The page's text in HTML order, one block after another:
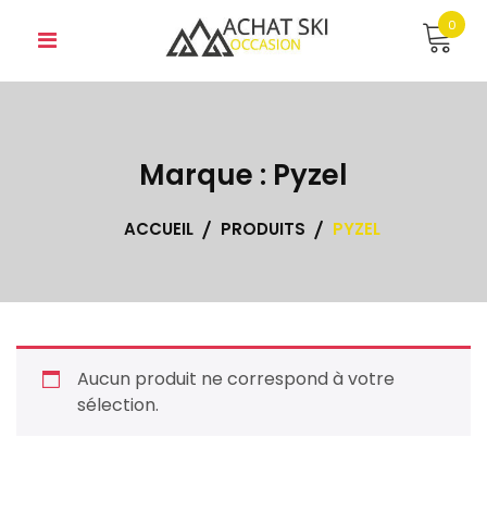
0
Marque : Pyzel
ACCUEIL PRODUITS PYZEL
Aucun produit ne correspond à votre
sélection.